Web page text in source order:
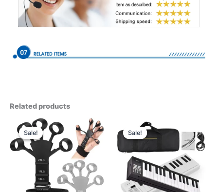
Related products
Sale!
Sale! Sale!
Sale!